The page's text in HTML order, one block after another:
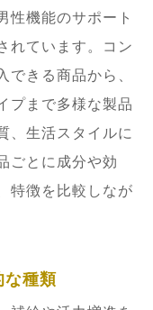
めるコツ –
夫
ある質問
までの疑問
回答
性機能のサポート
れています。コン
できる商品から、
プまで多様な製品
、生活スタイルに
ごとに成分や効
特徴を比較しなが
な種類